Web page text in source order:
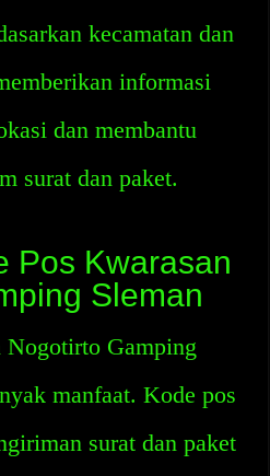
kecamatan dan
informasi
dan membantu
surat dan paket.
Pos Kwarasan
Sleman
Nogotirto Gamping
manfaat. Kode pos
surat dan paket